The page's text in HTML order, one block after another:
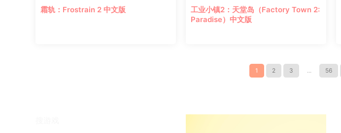
霜轨：Frostrain 2 中文版
工业小镇2：天堂岛（Factory Town 2:
Paradise）中文版
1 2 3 ... 56